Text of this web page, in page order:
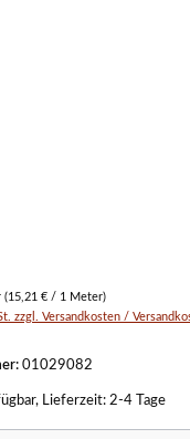
(15,21 € / 1 Meter)
zzgl. Versandkosten /
01029082
Lieferzeit: 2-4 Tage